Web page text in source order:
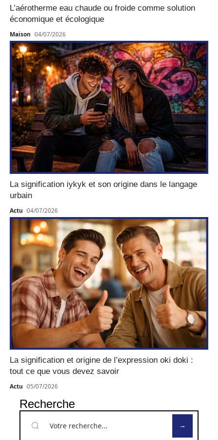
L’aérotherme eau chaude ou froide comme solution
économique et écologique
Maison 04/07/2026
La signification iykyk et son origine dans le langage
urbain
Actu 04/07/2026
La signification et origine de l’expression oki doki :
tout ce que vous devez savoir
Actu 05/07/2026
Recherche